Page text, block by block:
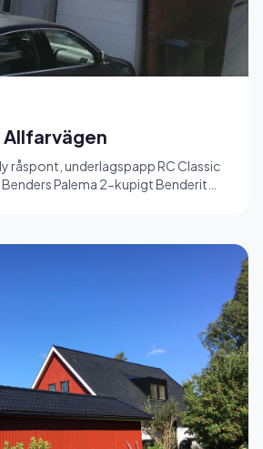
Allfarvägen
råspont, underlagspapp RC Classic
Palema 2-kupigt Benderit